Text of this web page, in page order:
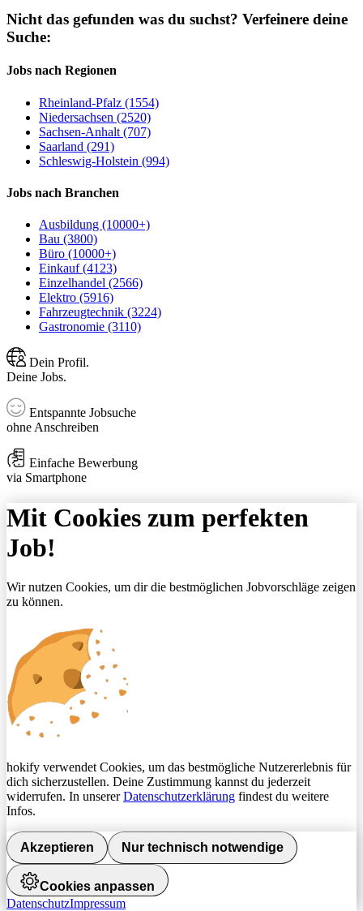
Nicht das gefunden was du suchst? Verfeinere deine
Suche:
Jobs nach Regionen
Rheinland-Pfalz (1554)
Niedersachsen (2520)
Sachsen-Anhalt (707)
Saarland (291)
Schleswig-Holstein (994)
Jobs nach Branchen
Ausbildung (10000+)
Bau (3800)
Büro (10000+)
Einkauf (4123)
Einzelhandel (2566)
Elektro (5916)
Fahrzeugtechnik (3224)
Gastronomie (3110)
Dein Profil.
Deine Jobs.
Entspannte Jobsuche
ohne Anschreiben
Einfache Bewerbung
via Smartphone
Mit Cookies zum perfekten
Job!
Wir nutzen Cookies, um dir die bestmöglichen Jobvorschläge zeigen
zu können.
hokify verwendet Cookies, um das bestmögliche Nutzererlebnis für
dich sicherzustellen. Deine Zustimmung kannst du jederzeit
widerrufen. In unsererDatenschutzerklärung findest du weitere
Infos.
Akzeptieren Nur technisch notwendige
Cookies anpassen
DatenschutzImpressum